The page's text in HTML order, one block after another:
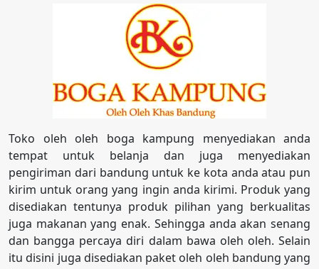
Toko oleh oleh boga kampung menyediakan anda
tempat untuk belanja dan juga menyediakan
pengiriman dari bandung untuk ke kota anda atau pun
kirim untuk orang yang ingin anda kirimi. Produk yang
disediakan tentunya produk pilihan yang berkualitas
juga makanan yang enak. Sehingga anda akan senang
dan bangga percaya diri dalam bawa oleh oleh. Selain
itu disini juga disediakan paket oleh oleh bandung yang